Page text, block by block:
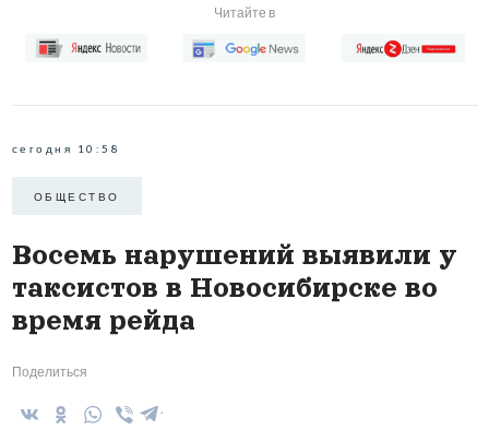
Читайте в
сегодня 10:58
ОБЩЕСТВО
Восемь нарушений выявили у
таксистов в Новосибирске во
время рейда
Поделиться